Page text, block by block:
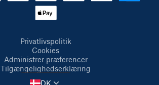
Privatlivspolitik
Cookies
Administrer præferencer
Tilgængelighedserklæring
DK